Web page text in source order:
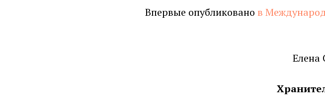
Впервые опубликовано в
Елена